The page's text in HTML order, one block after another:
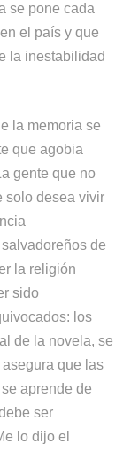
se pone cada
el país y que
la inestabilidad
la memoria se
que agobia
gente que no
solo desea vivir
de
la religión
sido
los
de la novela, se
que las
aprende de
ser
lo dijo el